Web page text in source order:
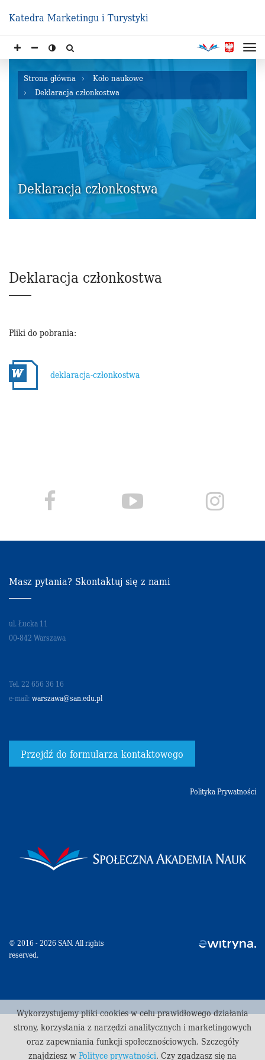
Katedra Marketingu i Turystyki
Strona główna
Koło naukowe
Deklaracja członkostwa
Deklaracja członkostwa
Deklaracja członkostwa
Pliki do pobrania:
deklaracja-członkostwa
Masz pytania? Skontaktuj się z nami
ul. Łucka 11
00-842 Warszawa
Tel. 22 656 36 16
e-mail: warszawa@san.edu.pl
Przejdź do formularza kontaktowego
Polityka Prywatności
© 2016 - 2026 SAN. All rights
reserved.
Wykorzystujemy pliki cookies w celu prawidłowego działania
strony, korzystania z narzędzi analitycznych i marketingowych
oraz zapewniania funkcji społecznościowych. Szczegóły
znajdziesz wPolityce prywatności. Czy zgadzasz się na